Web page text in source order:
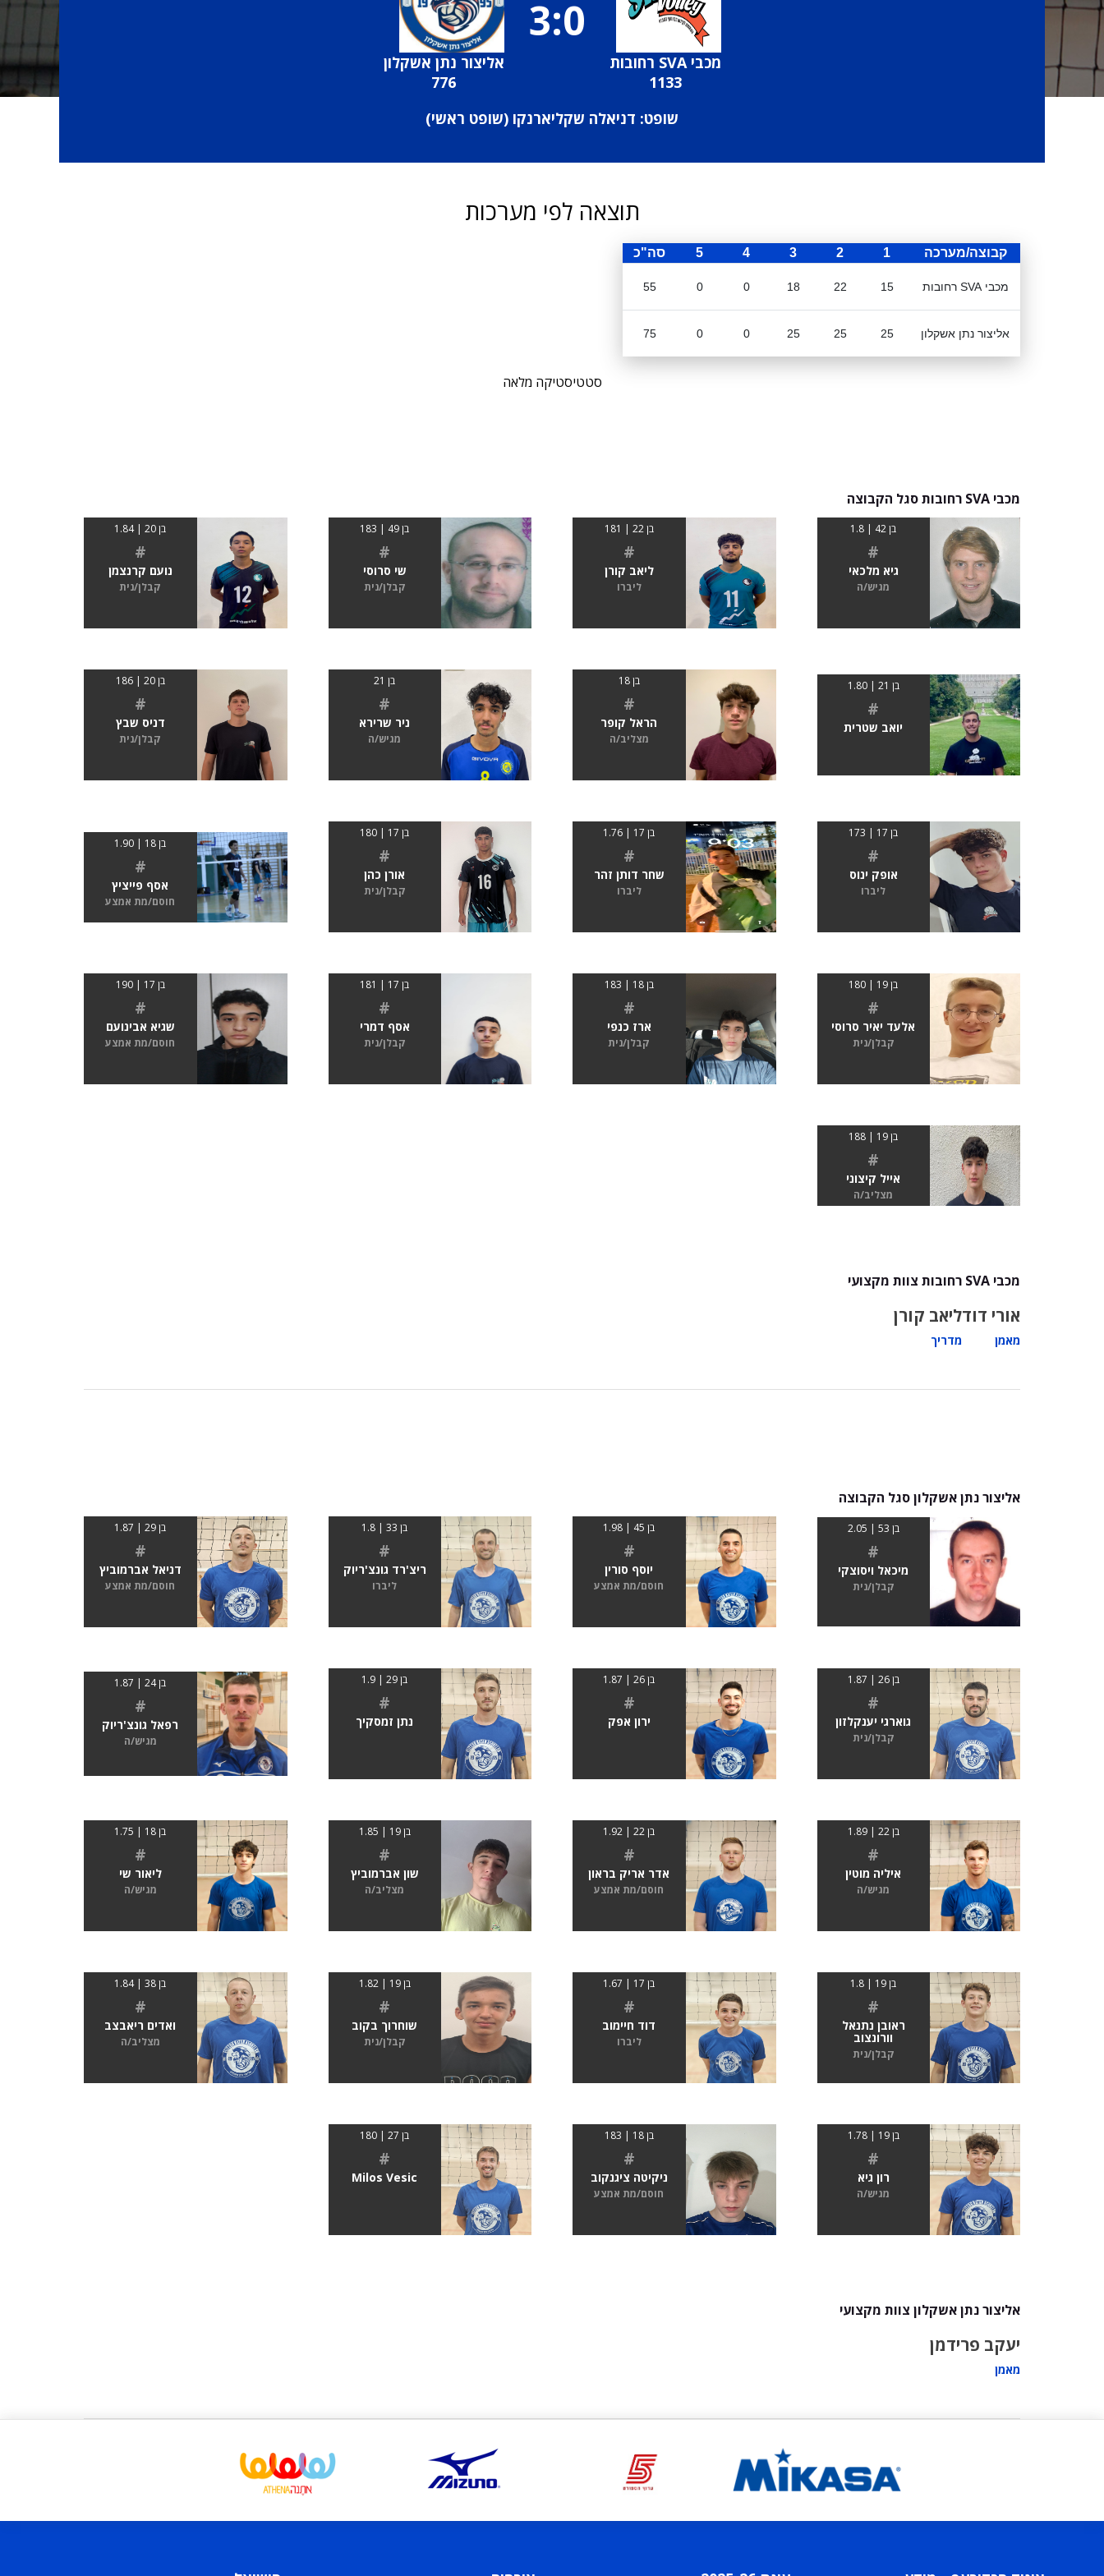
מכבי SVA רחובות
1133
3:0
אליצור נתן אשקלון
776
שופט: דניאלה שקליארנקו (שופט ראשי)
תוצאה לפי מערכות
קבוצה/מערכה 1
2
3
4
5 סה"כ
מכבי SVA רחובות 15
22
18
0
0
55
אליצור נתן אשקלון 25
25
25
0
0
75
סטטיסטיקה מלאה
מכבי SVA רחובות סגל הקבוצה
בן 42 | 1.8
#
גיא מלכאי
מגיש/ה
בן 22 | 181
#
ליאב קורן
ליברו
בן 49 | 183
#
שי סרוסי
קבלן/נית
בן 20 | 1.84
#
נועם קרנצמן
קבלן/נית
בן 21 | 1.80
#
יואב שטרית
בן 18
#
הראל קופר
מצליב/ה
בן 21
#
ניר שרירא
מגיש/ה
בן 20 | 186
#
דניס שבץ
קבלן/נית
בן 17 | 173
#
אופק ינוס
ליברו
בן 17 | 1.76
#
שחר דותן זהר
ליברו
בן 17 | 180
#
אורן כהן
קבלן/נית
בן 18 | 1.90
#
אסף פייציץ
חוסם/מת אמצע
בן 19 | 180
#
אלעד יאיר סרוסי
קבלן/נית
בן 18 | 183
#
ארז כנפי
קבלן/נית
בן 17 | 181
#
אסף דמרי
קבלן/נית
בן 17 | 190
#
שגיא אבינועם
חוסם/מת אמצע
בן 19 | 188
#
אייל קיצוני
מצליב/ה
מכבי SVA רחובות צוות מקצועי
אורי דוד
מאמן
ליאב קורן
מדריך
אליצור נתן אשקלון סגל הקבוצה
בן 53 | 2.05
#
מיכאל ויסוצקי
קבלן/נית
בן 45 | 1.98
#
יוסף סורין
חוסם/מת אמצע
בן 33 | 1.8
#
ריצ'רד גונצ'ריוק
ליברו
בן 29 | 1.87
#
דניאל אברמוביץ
חוסם/מת אמצע
בן 26 | 1.87
#
גוארגי יענקלזון
קבלן/נית
בן 26 | 1.87
#
ירון אפק
בן 29 | 1.9
#
נתן זמסקיך
בן 24 | 1.87
#
רפאל גונצ'ריוק
מגיש/ה
בן 22 | 1.89
#
איליה מוטין
מגיש/ה
בן 22 | 1.92
#
אדר אריק בראון
חוסם/מת אמצע
בן 19 | 1.85
#
שון אברמוביץ
מצליב/ה
בן 18 | 1.75
#
ליאור שי
מגיש/ה
בן 19 | 1.8
#
ראובן נתנאל
וורונצוב
קבלן/נית
בן 17 | 1.67
#
דוד חיימוב
ליברו
בן 19 | 1.82
#
שוחרוך בקוב
קבלן/נית
בן 38 | 1.84
#
ואדים ריאבצב
מצליב/ה
בן 19 | 1.78
#
רון גיא
מגיש/ה
בן 18 | 183
#
ניקיטה ציגנקוב
חוסם/מת אמצע
בן 27 | 180
#
Milos Vesic
אליצור נתן אשקלון צוות מקצועי
יעקב פרידמן
מאמן